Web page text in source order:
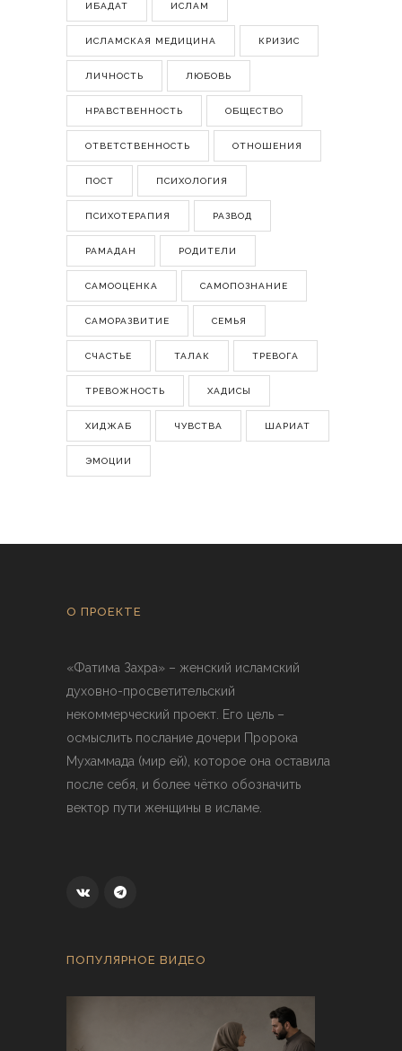
ИБАДАТ ИСЛАМ
ИСЛАМСКАЯ МЕДИЦИНА КРИЗИС
ЛИЧНОСТЬ ЛЮБОВЬ
НРАВСТВЕННОСТЬ ОБЩЕСТВО
ОТВЕТСТВЕННОСТЬ ОТНОШЕНИЯ
ПОСТ ПСИХОЛОГИЯ
ПСИХОТЕРАПИЯ РАЗВОД
РАМАДАН РОДИТЕЛИ
САМООЦЕНКА САМОПОЗНАНИЕ
САМОРАЗВИТИЕ СЕМЬЯ
СЧАСТЬЕ ТАЛАК ТРЕВОГА
ТРЕВОЖНОСТЬ ХАДИСЫ
ХИДЖАБ ЧУВСТВА ШАРИАТ
ЭМОЦИИ
О ПРОЕКТЕ
«Фатима Захра» – женский исламский
духовно-просветительский
некоммерческий проект. Его цель –
осмыслить послание дочери Пророка
Мухаммада (мир ей), которое она оставила
после себя, и более чётко обозначить
вектор пути женщины в исламе.
ПОПУЛЯРНОЕ ВИДЕО